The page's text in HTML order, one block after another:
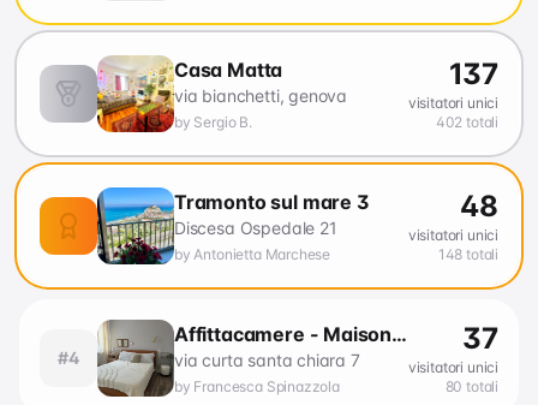
Casa Matta
via bianchetti, genova
by Sergio B.
137
visitatori unici
402 totali
Tramonto sul mare 3
Discesa Ospedale 21
byAntonietta Marchese
48
visitatori unici
148 totali
#4
Affittacamere - Maison Rebecca
via curta santa chiara 7
by Francesca Spinazzola
37
visitatori unici
80 totali